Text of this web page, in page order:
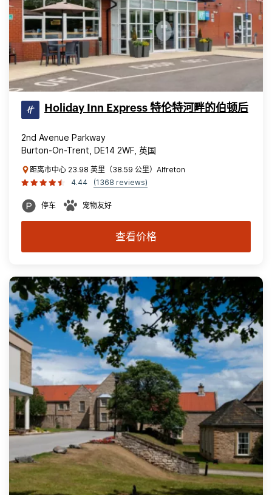
Holiday Inn Express 特伦特河畔的伯顿后
2nd Avenue Parkway
Burton-On-Trent, DE14 2WF, 英国
距离市中心 23.98 英里（38.59 公里）Alfreton
4.44
(1368 reviews)
停车 宠物友好
查看价格